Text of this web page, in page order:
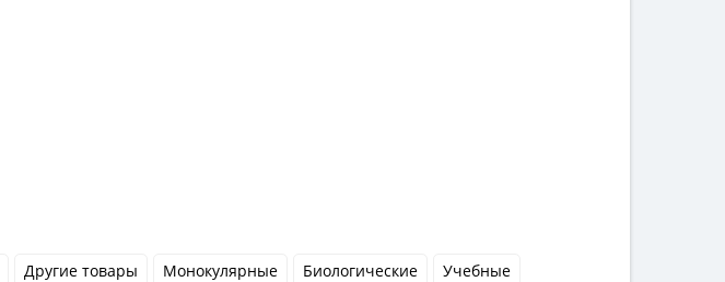
Другие товары Монокулярные Биологические
Учебные